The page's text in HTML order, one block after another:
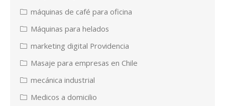
máquinas de café para oficina
Máquinas para helados
marketing digital Providencia
Masaje para empresas en Chile
mecánica industrial
Medicos a domicilio